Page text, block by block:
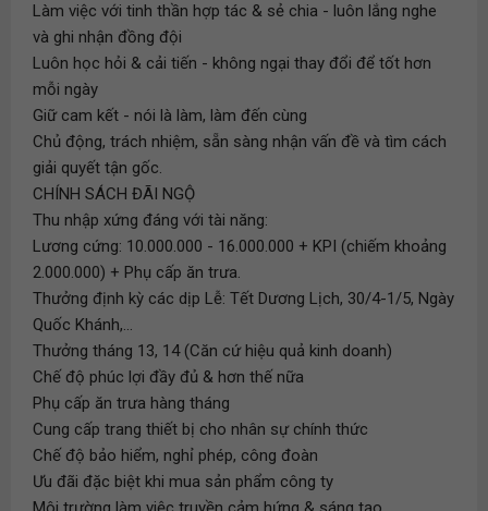
Làm việc với tinh thần hợp tác & sẻ chia - luôn lắng nghe
và ghi nhận đồng đội
Luôn học hỏi & cải tiến - không ngại thay đổi để tốt hơn
mỗi ngày
Giữ cam kết - nói là làm, làm đến cùng
Chủ động, trách nhiệm, sẵn sàng nhận vấn đề và tìm cách
giải quyết tận gốc.
CHÍNH SÁCH ĐÃI NGỘ
Thu nhập xứng đáng với tài năng:
Lương cứng: 10.000.000 - 16.000.000 + KPI (chiếm khoảng
2.000.000) + Phụ cấp ăn trưa.
Thưởng định kỳ các dịp Lễ: Tết Dương Lịch, 30/4-1/5, Ngày
Quốc Khánh,...
Thưởng tháng 13, 14 (Căn cứ hiệu quả kinh doanh)
Chế độ phúc lợi đầy đủ & hơn thế nữa
Phụ cấp ăn trưa hàng tháng
Cung cấp trang thiết bị cho nhân sự chính thức
Chế độ bảo hiểm, nghỉ phép, công đoàn
Ưu đãi đặc biệt khi mua sản phẩm công ty